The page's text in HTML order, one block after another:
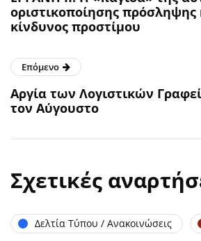
οριστικοποίησης πρόσληψης
κίνδυνος προστίμου
Επόμενο
Αργία των Λογιστικών
τον Αύγουστο
Σχετικές
Δελτία Τύπου / Ανακοινώσεις